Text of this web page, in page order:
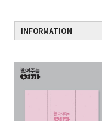
INFORMATION